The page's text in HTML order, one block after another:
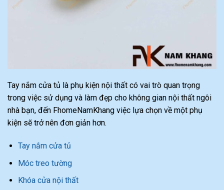
Tay nắm cửa tủ là phụ kiện nội thất có vai trò quan trọng
trong việc sử dụng và làm đẹp cho không gian nội thất ngôi
nhà bạn, đến FhomeNamKhang việc lựa chọn về một phụ
kiện sẽ trở nên đơn giản hơn.
Tay nắm cửa tủ
Móc treo tường
Khóa cửa nội thất